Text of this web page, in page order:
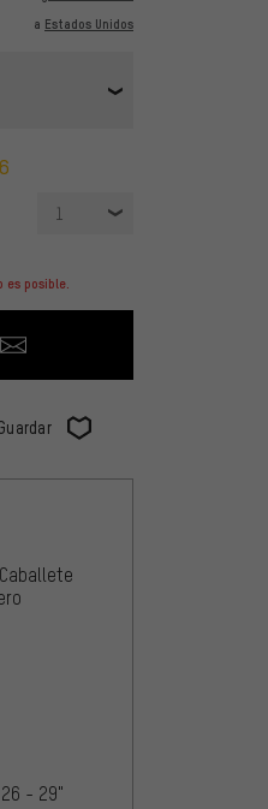
a Estados Unidos
1
es posible.
26 - 29"